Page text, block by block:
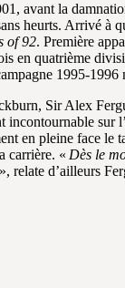
avant la
heurts. Arrivé à
of 92. Première
en quatrième
1995-1996
Sir Alex
incontournable
en pleine face le
carrière. « Dès le
», relate d’ailleurs